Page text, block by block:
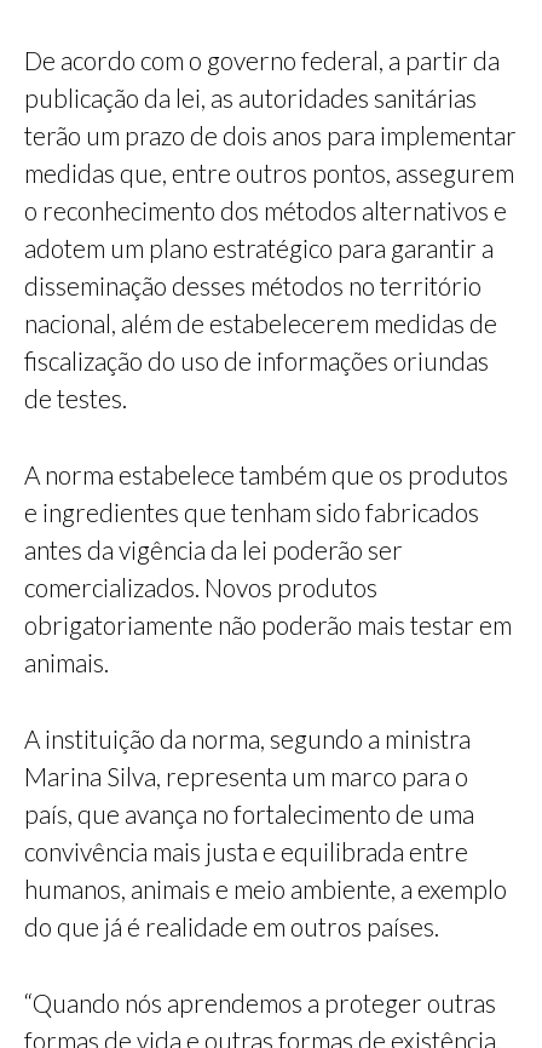
De acordo com o governo federal, a partir da
publicação da lei, as autoridades sanitárias
terão um prazo de dois anos para implementar
medidas que, entre outros pontos, assegurem
o reconhecimento dos métodos alternativos e
adotem um plano estratégico para garantir a
disseminação desses métodos no território
nacional, além de estabelecerem medidas de
fiscalização do uso de informações oriundas
de testes.
A norma estabelece também que os produtos
e ingredientes que tenham sido fabricados
antes da vigência da lei poderão ser
comercializados. Novos produtos
obrigatoriamente não poderão mais testar em
animais.
A instituição da norma, segundo a ministra
Marina Silva, representa um marco para o
país, que avança no fortalecimento de uma
convivência mais justa e equilibrada entre
humanos, animais e meio ambiente, a exemplo
do que já é realidade em outros países.
“Quando nós aprendemos a proteger outras
formas de vida e outras formas de existência,